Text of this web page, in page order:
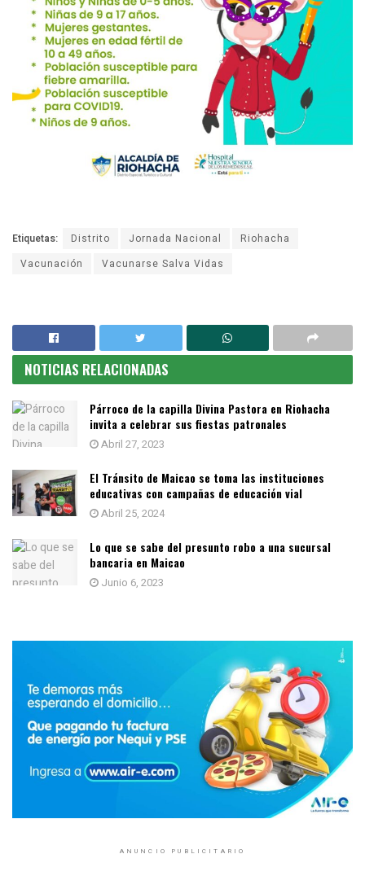
Etiquetas: Distrito Jornada Nacional
Riohacha
Vacunación
Vacunarse Salva Vidas
NOTICIAS RELACIONADAS
Párroco de la capilla Divina Pastora en Riohacha
invita a celebrar sus fiestas patronales
Abril 27, 2023
El Tránsito de Maicao se toma las instituciones
educativas con campañas de educación vial
Abril 25, 2024
Lo que se sabe del presunto robo a una sucursal
bancaria en Maicao
Junio 6, 2023
ANUNCIO PUBLICITARIO